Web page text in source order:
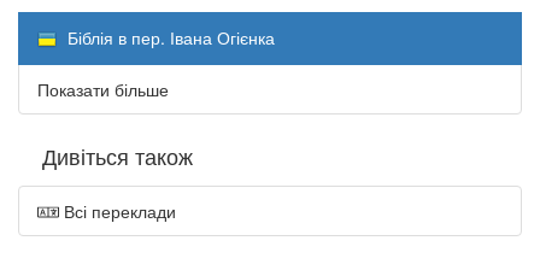
Біблія в пер. Івана Огієнка
Показати більше
Дивіться також
Всі переклади